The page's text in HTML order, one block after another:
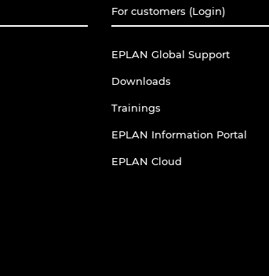
For customers (Login)
EPLAN Global Support
Downloads
Trainings
EPLAN Information Portal
EPLAN Cloud